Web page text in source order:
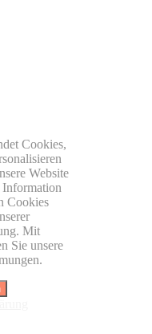
Cookies,
Website
Information
Cookies
Mit
Sie unsere